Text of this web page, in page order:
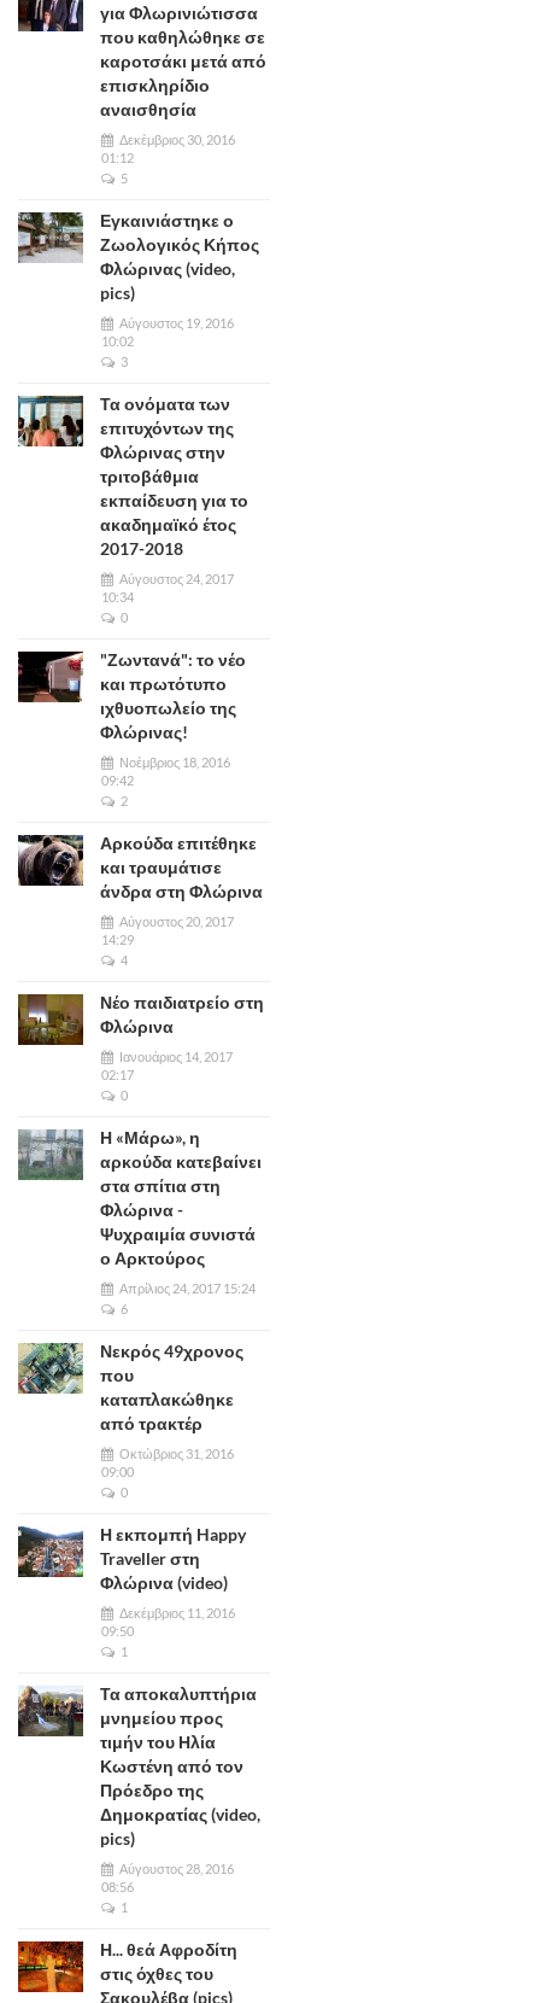
για Φλωρινιώτισσα
που καθηλώθηκε σε
καροτσάκι μετά από
επισκληρίδιο
αναισθησία
Δεκέμβριος 30, 2016
01:12
5
Εγκαινιάστηκε ο
Ζωολογικός Κήπος
Φλώρινας (video,
pics)
Αύγουστος 19, 2016
10:02
3
Τα ονόματα των
επιτυχόντων της
Φλώρινας στην
τριτοβάθμια
εκπαίδευση για το
ακαδημαϊκό έτος
2017-2018
Αύγουστος 24, 2017
10:34
0
"Ζωντανά": το νέο
και πρωτότυπο
ιχθυοπωλείο της
Φλώρινας!
Νοέμβριος 18, 2016
09:42
2
Αρκούδα επιτέθηκε
και τραυμάτισε
άνδρα στη Φλώρινα
Αύγουστος 20, 2017
14:29
4
Νέο παιδιατρείο στη
Φλώρινα
Ιανουάριος 14, 2017
02:17
0
Η «Μάρω», η
αρκούδα κατεβαίνει
στα σπίτια στη
Φλώρινα -
Ψυχραιμία συνιστά
ο Αρκτούρος
Απρίλιος 24, 2017 15:24
6
Νεκρός 49χρονος
που
καταπλακώθηκε
από τρακτέρ
Οκτώβριος 31, 2016
09:00
0
Η εκπομπή Happy
Traveller στη
Φλώρινα (video)
Δεκέμβριος 11, 2016
09:50
1
Τα αποκαλυπτήρια
μνημείου προς
τιμήν του Ηλία
Κωστένη από τον
Πρόεδρο της
Δημοκρατίας (video,
pics)
Αύγουστος 28, 2016
08:56
1
Η... θεά Αφροδίτη
στις όχθες του
Σακουλέβα (pics)